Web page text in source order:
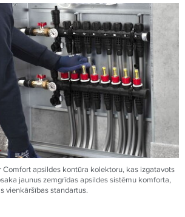
Comfort apsildes kontūra kolektoru, kas izgatavots
jaunus zemgrīdas apsildes sistēmu komforta,
vienkāršības standartus.